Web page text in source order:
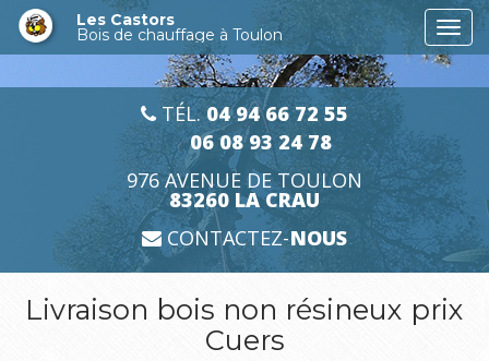
Aller
contenu
Les Castors
Bois de chauffage à Toulon
TÉL. 04 94 66 72 55
06 08 93 24 78
976 AVENUE DE TOULON
83260 LA CRAU
CONTACTEZ-NOUS
Livraison bois non résineux prix
Cuers